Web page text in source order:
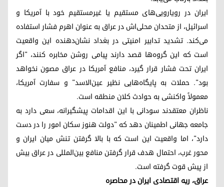
ایران در رویارویی‌های مستقیم یا غیرمستقیم خود با آمریکا و
اسرائیل، از متحدان محلی‌اش در عراق به عنوان اهرم فشار استفاده
می‌کند. تشدید تدابیر امنیتی در بغداد نشان‌دهنده این واقعیت
است که این گروه‌ها قصد دارند پیامی روشن مخابره کنند، "اگر
ایران تحت فشار قرار گیرد، منافع آمریکا در عراق مصون نخواهد
بود". حملات به پایگاه‌هایی نظیر عین‌الاسد" و سفارت آمریکا،
معمولاً واکنشی به حوادث کلان منطقه است.
ناظران معتقدند سودانی با این اقدامات پیشگیرانه، سعی دارد به
جامعه جهانی اطمینان دهد که "دولت هنوز سکان امور را در دست
دارد"، اما واقعیت این است که با بالا گرفتن تنش میان ایران و
محور غرب، احتمال هدف قرار گرفتن منافع بین‌المللی در عراق بیش
از پیش قوت گرفته است.
عراق، ریه اقتصادی ایران در محاصره